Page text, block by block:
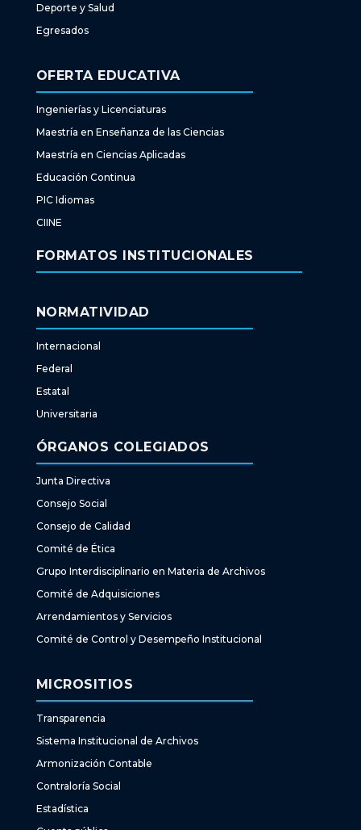
Deporte y Salud
Egresados
OFERTA EDUCATIVA
Ingenierías y Licenciaturas
Maestría en Enseñanza de las Ciencias
Maestría en Ciencias Aplicadas
Educación Continua
PIC Idiomas
CIINE
FORMATOS INSTITUCIONALES
NORMATIVIDAD
Internacional
Federal
Estatal
Universitaria
ÓRGANOS COLEGIADOS
Junta Directiva
Consejo Social
Consejo de Calidad
Comité de Ética
Grupo Interdisciplinario en Materia de Archivos
Comité de Adquisiciones
Arrendamientos y Servicios
Comité de Control y Desempeño Institucional
MICROSITIOS
Transparencia
Sistema Institucional de Archivos
Armonización Contable
Contraloría Social
Estadística